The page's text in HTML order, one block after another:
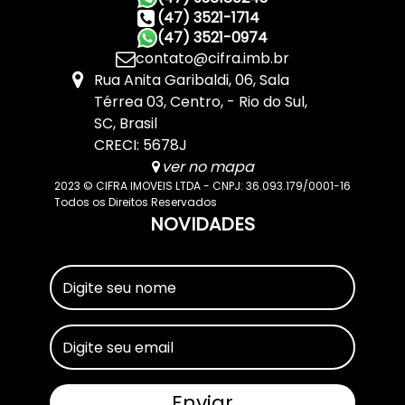
(47) 3521-1714
(47) 3521-0974
contato@cifra.imb.br
Rua Anita Garibaldi,06,Sala
Térrea 03,Centro, Rio do Sul,
SC, Brasil
CRECI: 5678J
ver no mapa
2023 © CIFRA IMOVEIS LTDA - CNPJ: 36.093.179/0001-16
Todos os Direitos Reservados
NOVIDADES